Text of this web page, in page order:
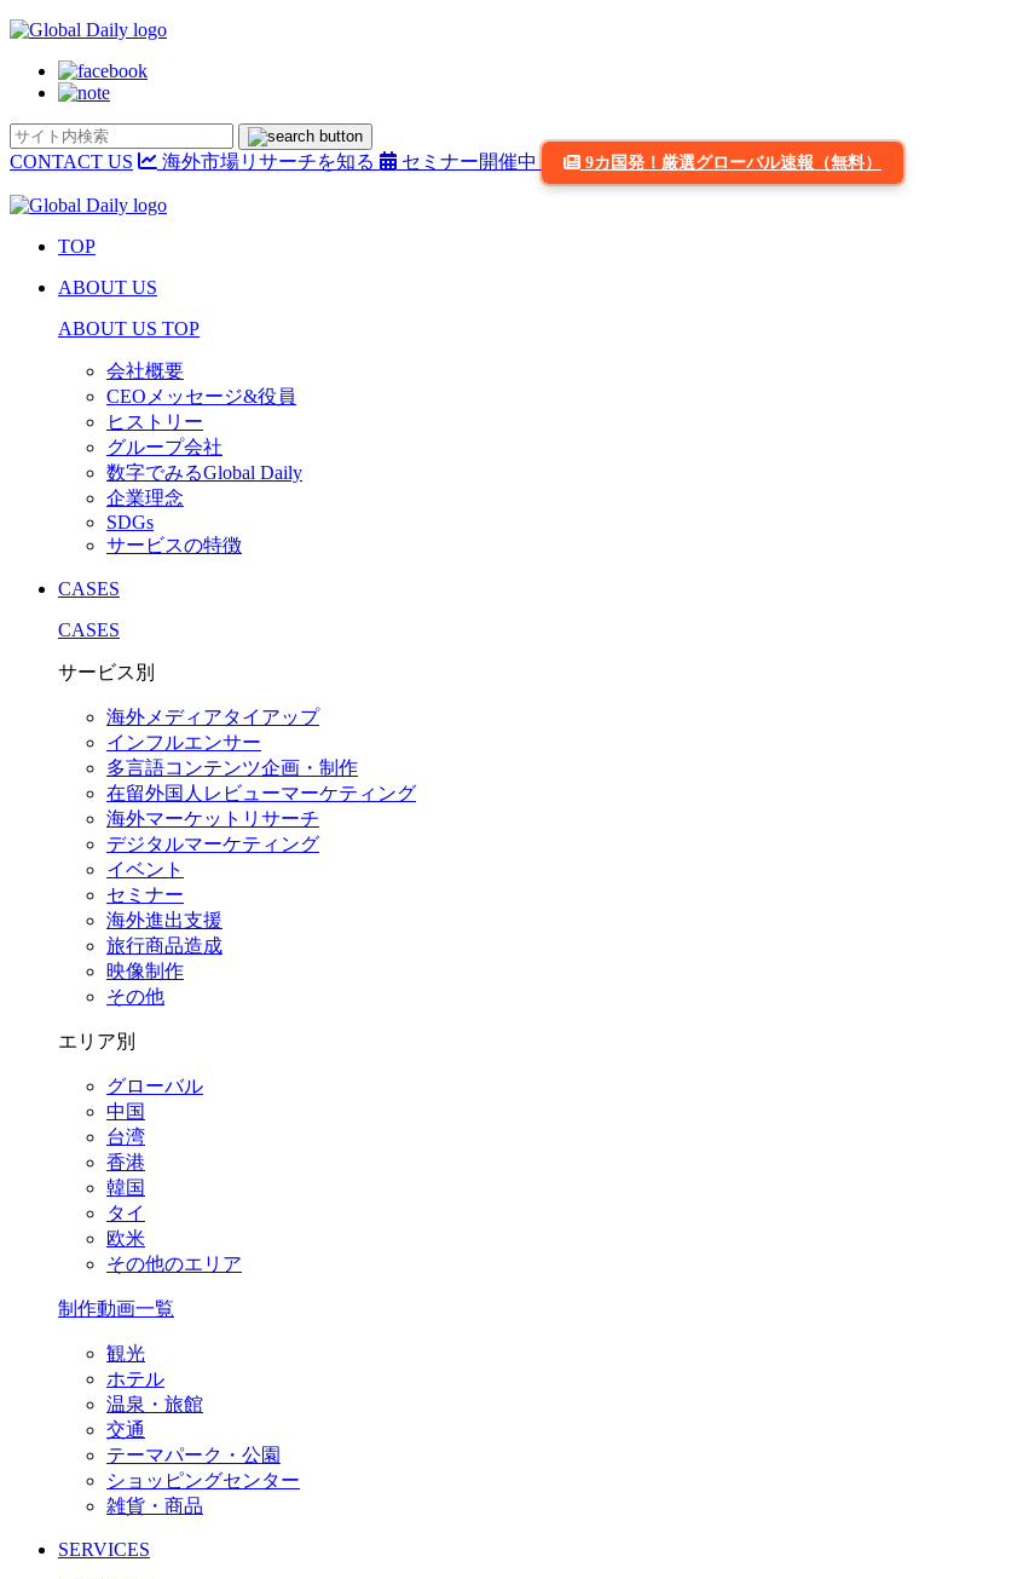
CONTACT US 海外市場リサーチを知る セミナー開催中 9カ国発！厳選グローバル速報（無料）
TOP
ABOUT US
ABOUT US TOP
会社概要
CEOメッセージ&役員
ヒストリー
グループ会社
数字でみるGlobal Daily
企業理念
SDGs
サービスの特徴
CASES
CASES
サービス別
海外メディアタイアップ
インフルエンサー
多言語コンテンツ企画・制作
在留外国⼈レビューマーケティング
海外マーケットリサーチ
デジタルマーケティング
イベント
セミナー
海外進出支援
旅行商品造成
映像制作
その他
エリア別
グローバル
中国
台湾
香港
韓国
タイ
欧米
その他のエリア
制作動画一覧
観光
ホテル
温泉・旅館
交通
テーマパーク・公園
ショッピングセンター
雑貨・商品
SERVICES